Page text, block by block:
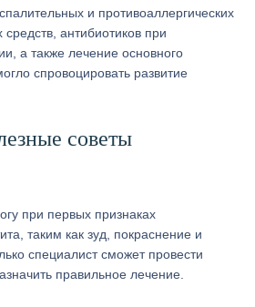
и противоаллергических
средств, антибиотиков при
а также лечение основного
спровоцировать развитие
советы
при первых признаках
таким как зуд, покраснение и
специалист сможет провести
правильное лечение.